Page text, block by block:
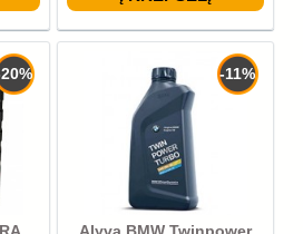
-11%
Alyva BMW Twinpower